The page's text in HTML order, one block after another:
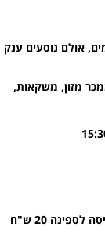
מתחת למים, אולם נוסעים ענק
מזון, משקאות,
ניתן לעלות לספינה עם תינוקות ועם עגלות תינוק מכל הסוגים – עד גיל שנתיים יש לשלם בכניסה לספינה 20 ש"ח